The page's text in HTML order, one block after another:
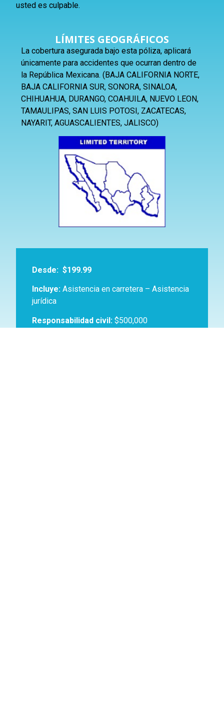
usted es culpable.
LÍMITES GEOGRÁFICOS
La cobertura asegurada bajo esta póliza, aplicará
únicamente para accidentes que ocurran dentro de
la República Mexicana. (BAJA CALIFORNIA NORTE,
BAJA CALIFORNIA SUR, SONORA, SINALOA,
CHIHUAHUA, DURANGO, COAHUILA, NUEVO LEON,
TAMAULIPAS, SAN LUIS POTOSI, ZACATECAS,
NAYARIT, AGUASCALIENTES, JALISCO)
Desde: $199.99
Incluye: Asistencia en carretera – Asistencia
jurídica
Responsabilidad civil: $500,000